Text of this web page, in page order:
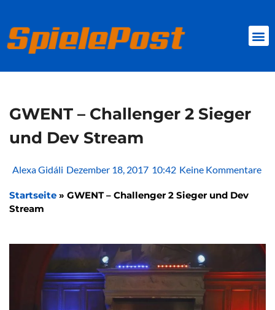
springen
GWENT – Challenger 2 Sieger
und Dev Stream
Alexa Gidáli Dezember 18, 2017 10:42 Keine Kommentare
Startseite » GWENT – Challenger 2 Sieger und Dev
Stream